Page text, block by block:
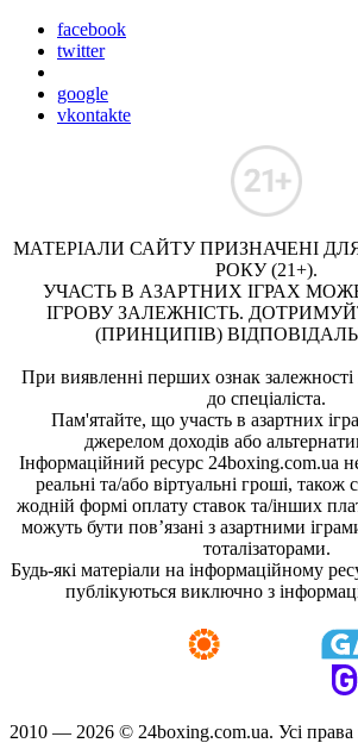
facebook
twitter
google
vkontakte
МАТЕРІАЛИ САЙТУ ПРИЗНАЧЕНІ
РОКУ (21+).
УЧАСТЬ В АЗАРТНИХ ІГРАХ
ІГРОВУ ЗАЛЕЖНІСТЬ.
(ПРИНЦИПІВ)
При виявленні перших ознак залежності
до спеціаліста.
Пам'ятайте, що участь в азартних
джерелом доходів або
Інформаційний ресурс 24boxing.com.ua
реальні та/або віртуальні гроші,
жодній формі оплату ставок та/інших
можуть бути пов’язані з азартними
тоталізаторами.
Будь-які матеріали на інформаційному
публікуються виключно з
2010 — 2026 © 24boxing.com.ua. Усi